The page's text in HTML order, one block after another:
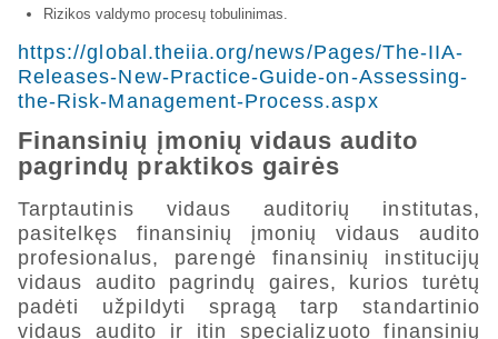
Rizikos valdymo procesų tobulinimas.
https://global.theiia.org/news/Pages/The-IIA-
Releases-New-Practice-Guide-on-Assessing-
the-Risk-Management-Process.aspx
Finansinių įmonių vidaus audito
pagrindų praktikos gairės
Tarptautinis vidaus auditorių institutas,
pasitelkęs finansinių įmonių vidaus audito
profesionalus, parengė finansinių institucijų
vidaus audito pagrindų gaires, kurios turėtų
padėti užpildyti spragą tarp standartinio
vidaus audito ir itin specializuoto finansinių